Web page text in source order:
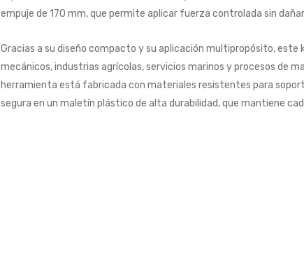
empuje de 170 mm, que permite aplicar fuerza controlada sin
Gracias a su diseño compacto y su aplicación multipropósito, este
mecánicos, industrias agrícolas, servicios marinos y procesos de
herramienta está fabricada con materiales resistentes para
segura en un maletín plástico de alta durabilidad, que mantiene